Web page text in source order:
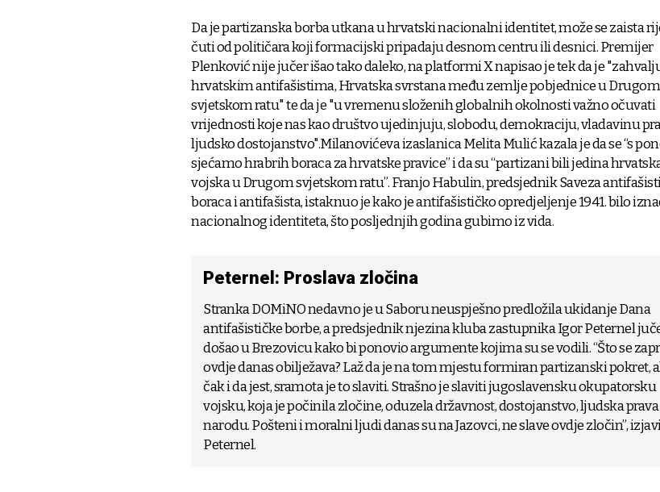
Da je partizanska borba utkana u hrvatski nacionalni identitet, može se zaista
čuti od političara koji formacijski pripadaju desnom centru ili desnici. Premijer
Plenković nije jučer išao tako daleko, na platformi X napisao je tek da je
hrvatskim antifašistima, Hrvatska svrstana među zemlje pobjednice u Drugom
svjetskom ratu" te da je "u vremenu složenih globalnih okolnosti važno očuvati
vrijednosti koje nas kao društvo ujedinjuju, slobodu, demokraciju, vladavinu
ljudsko dostojanstvo".Milanovićeva izaslanica Melita Mulić kazala je da se “s
sjećamo hrabrih boraca za hrvatske pravice” i da su “partizani bili jedina
vojska u Drugom svjetskom ratu”. Franjo Habulin, predsjednik Saveza
boraca i antifašista, istaknuo je kako je antifašističko opredjeljenje 1941. bilo
nacionalnog identiteta, što posljednjih godina gubimo iz vida.
Peternel: Proslava zločina
Stranka DOMiNO nedavno je u Saboru neuspješno predložila ukidanje Dana
antifašističke borbe, a predsjednik njezina kluba zastupnika Igor Peternel
došao u Brezovicu kako bi ponovio argumente kojima su se vodili. “Što se
ovdje danas obilježava? Laž da je na tom mjestu formiran partizanski pokret,
čak i da jest, sramota je to slaviti. Strašno je slaviti jugoslavensku okupatorsku
vojsku, koja je počinila zločine, oduzela državnost, dostojanstvo, ljudska prava
narodu. Pošteni i moralni ljudi danas su na Jazovci, ne slave ovdje zločin”,
Peternel.